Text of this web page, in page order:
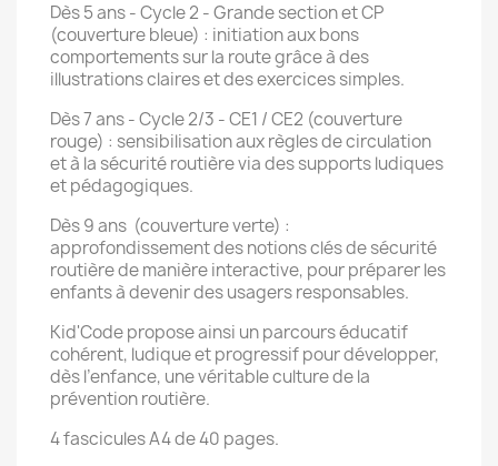
Dès 5 ans - Cycle 2 - Grande section et CP
(couverture bleue) : initiation aux bons
comportements sur la route grâce à des
illustrations claires et des exercices simples.
Dès 7 ans - Cycle 2/3 - CE1 / CE2 (couverture
rouge) : sensibilisation aux règles de circulation
et à la sécurité routière via des supports ludiques
et pédagogiques.
Dès 9 ans (couverture verte) :
approfondissement des notions clés de sécurité
routière de manière interactive, pour préparer les
enfants à devenir des usagers responsables.
Kid'Code propose ainsi un parcours éducatif
cohérent, ludique et progressif pour développer,
dès l’enfance, une véritable culture de la
prévention routière.
4 fascicules A4 de 40 pages.